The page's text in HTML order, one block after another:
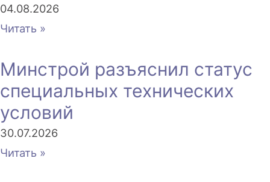
04.08.2026
Читать »
Минстрой разъяснил статус
специальных технических
условий
30.07.2026
Читать »